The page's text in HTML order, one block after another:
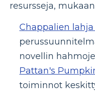
resursseja,
Chappalien
novellin
Pattan's
toiminnot